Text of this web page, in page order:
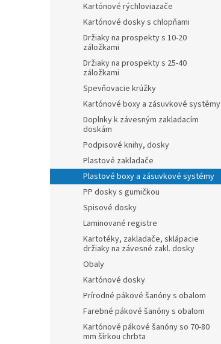
Kartónové rýchloviazače
Kartónové dosky s chlopňami
Držiaky na prospekty s 10-20
záložkami
Držiaky na prospekty s 25-40
záložkami
Spevňovacie krúžky
Kartónové boxy a zásuvkové systémy
Doplnky k závesným zakladacím
doskám
Podpisové knihy, dosky
Plastové zakladače
Plastové boxy a zásuvkové systémy
PP dosky s gumičkou
Spisové dosky
Laminované registre
Kartotéky, zakladače, sklápacie
držiaky na závesné zakl. dosky
Obaly
Kartónové dosky
Prírodné pákové šanóny s obalom
Farebné pákové šanóny s obalom
Kartónové pákové šanóny so 70-80
mm šírkou chrbta